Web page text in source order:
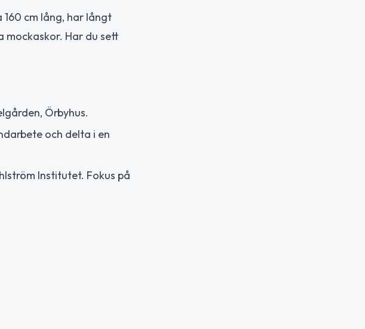
cm lång, har långt
mockaskor. Har du sett
Örbyhus.
och delta i en
Institutet. Fokus på